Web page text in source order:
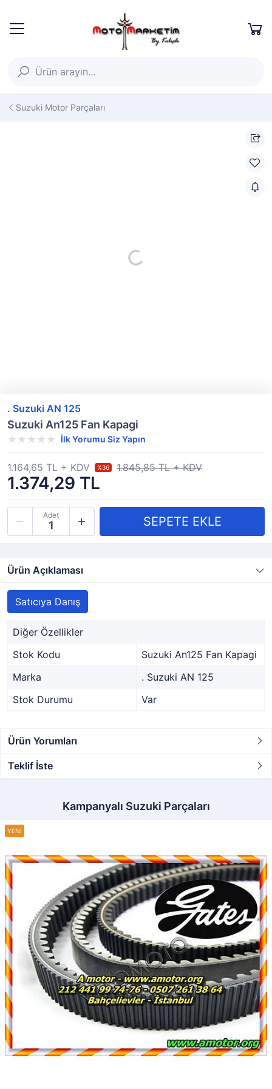
Suzuki Motor Parçaları
. Suzuki AN 125
Suzuki An125 Fan Kapagi
İlk Yorumu Siz Yapın
1.374,29 TL
1.164,65 TL + KDV %36 1.845,85 TL + KDV
Adet
Ürün Açıklaması
Satıcıya Danış
Diğer Özellikler
Stok Kodu
Suzuki An125 Fan Kapagi
Marka
. Suzuki AN 125
Stok Durumu
Var
Ürün Yorumları
Teklif İste
Kampanyalı Suzuki Parçaları